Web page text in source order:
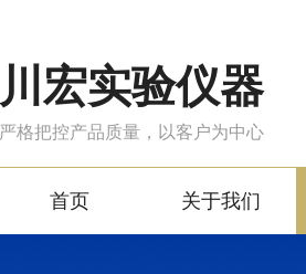
川宏实验仪器
严格把控产品质量，以客户为中心
首页 关于我们